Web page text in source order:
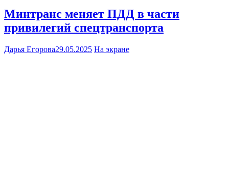
Минтранс меняет ПДД в части
привилегий спецтранспорта
Дарья Егорова29.05.2025 На экране